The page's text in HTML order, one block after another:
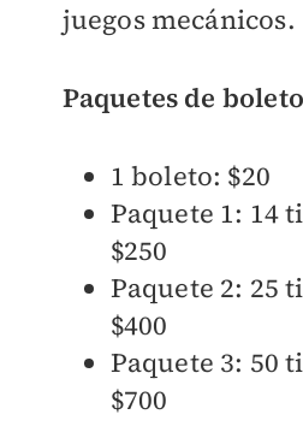
juegos mecánicos.
Paquetes de
1 boleto: $20
Paquete 1: 14
$250
Paquete 2: 25
$400
Paquete 3: 50
$700